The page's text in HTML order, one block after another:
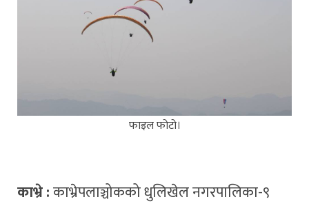
फाइल फोटो।
काभ्रे :काभ्रेपलाञ्चोकको धुलिखेल नगरपालिका-९